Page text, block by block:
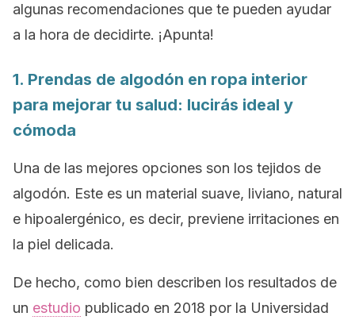
algunas recomendaciones que te pueden ayudar
a la hora de decidirte. ¡Apunta!
1. Prendas de algodón en ropa interior
para mejorar tu salud: lucirás ideal y
cómoda
Una de las mejores opciones son los tejidos de
algodón. Este es un material suave, liviano, natural
e hipoalergénico, es decir, previene irritaciones en
la piel delicada.
De hecho, como bien describen los resultados de
un estudio publicado en 2018 por la Universidad